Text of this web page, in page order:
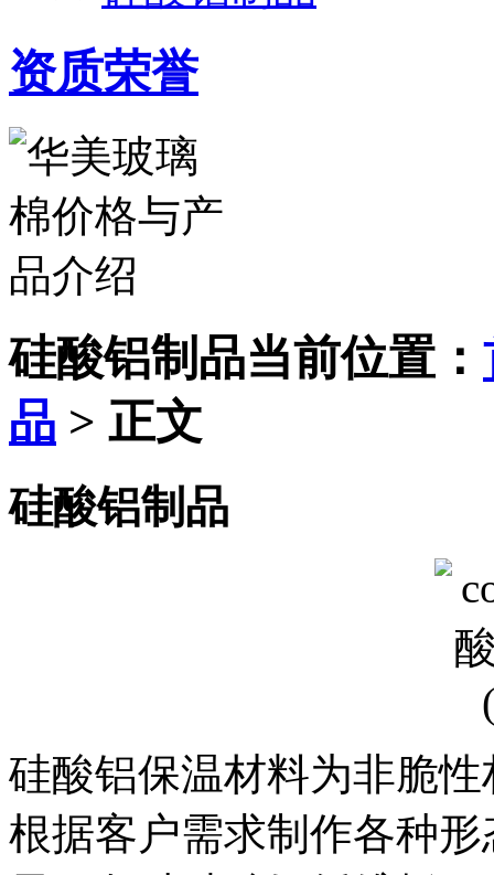
资质荣誉
硅酸铝制品当前位置：
品 > 正文
硅酸铝制品
硅酸铝保温材料为非脆
根据客户需求制作各种